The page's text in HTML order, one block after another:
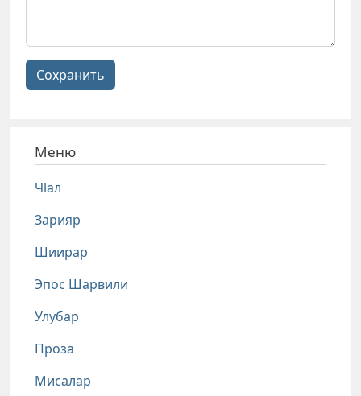
Сохранить
Меню
Чlал
Зарияр
Шиирар
Эпос Шарвили
Улубар
Проза
Мисалар